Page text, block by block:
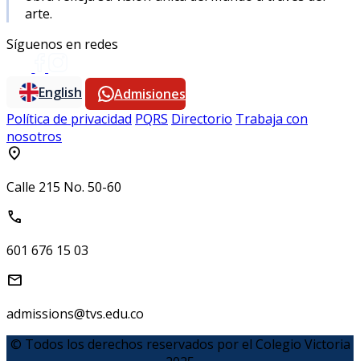
arte.
Síguenos en redes
English
Admisiones
Política de privacidad PQRS Directorio Trabaja con
nosotros
location_on
Calle 215 No. 50-60
call
601 676 15 03
mail
admissions@tvs.edu.co
© Todos los derechos reservados por el Colegio Victoria